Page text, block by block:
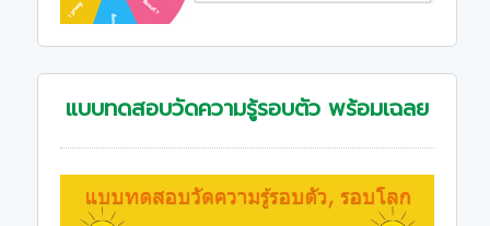
แบบทดสอบวัดความรู้รอบตัว พร้อมเฉลย